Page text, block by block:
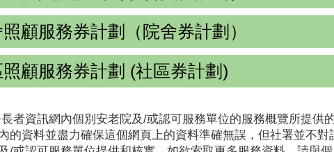
顧服務券計劃（院舍券計劃）
顧服務券計劃 (社區券計劃)
者資訊網內個別安老院及/或認可服務單位的服務概覽所提供
的資料並盡力確保這個網頁上的資料準確無誤，但社署並不